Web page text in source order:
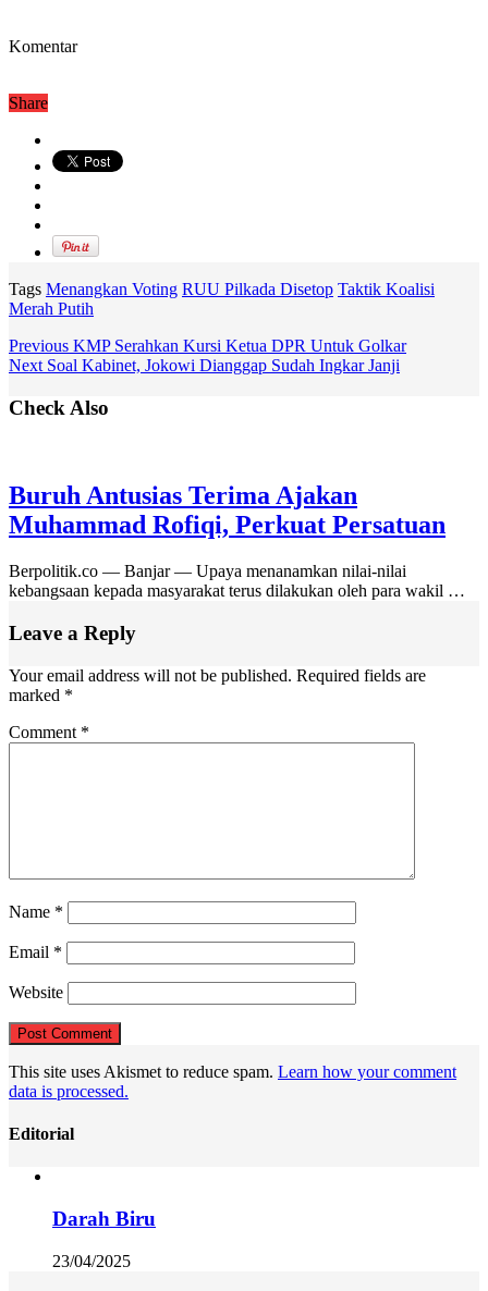
Komentar
Share
Tags Menangkan Voting RUU Pilkada Disetop Taktik Koalisi
Merah Putih
Previous KMP Serahkan Kursi Ketua DPR Untuk Golkar
Next Soal Kabinet, Jokowi Dianggap Sudah Ingkar Janji
Check Also
Buruh Antusias Terima Ajakan
Muhammad Rofiqi, Perkuat Persatuan
Berpolitik.co — Banjar — Upaya menanamkan nilai-nilai
kebangsaan kepada masyarakat terus dilakukan oleh para wakil …
Leave a Reply
Your email address will not be published. Required fields are
marked *
Comment *
Name *
Email *
Website
This site uses Akismet to reduce spam. Learn how your comment
data is processed.
Editorial
Darah Biru
23/04/2025